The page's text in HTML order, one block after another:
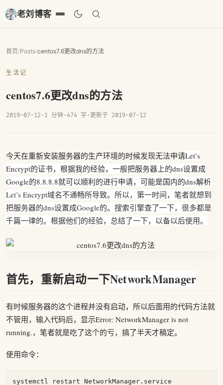
老刘博客
首页/Posts/centos7.6更改dns的方法
生活记
centos7.6更改dns的方法
2019-07-12 · 1 分钟· 474 字 · 更新于 2019-07-12
今天在重新安装服务器的生产环境的时候发现无法申请Let’s
Encrypt的证书，根据我的经验，一般把服务器上的dns设置成
Google的8.8.8.8就可以顺利的进行申请，可能是国内的dns解析
Let’s Encrypt域名不通畅所导致。所以，第一时间，笔者就想到
把服务器的dns设置成Google的。搜索引擎查了一下，很多都是
千篇一律的。根据他们的经验，总结了一下，以备以后使用。
首先，重新启动一下NetworkManager
有时候服务器的这个进程并没有启动，所以后面用的代码方法就
不管用，输入代码后，显示Error: NetworkManager is not
running.，笔者就是吃了这个的亏，搞了半天才稿定。
使用命令：